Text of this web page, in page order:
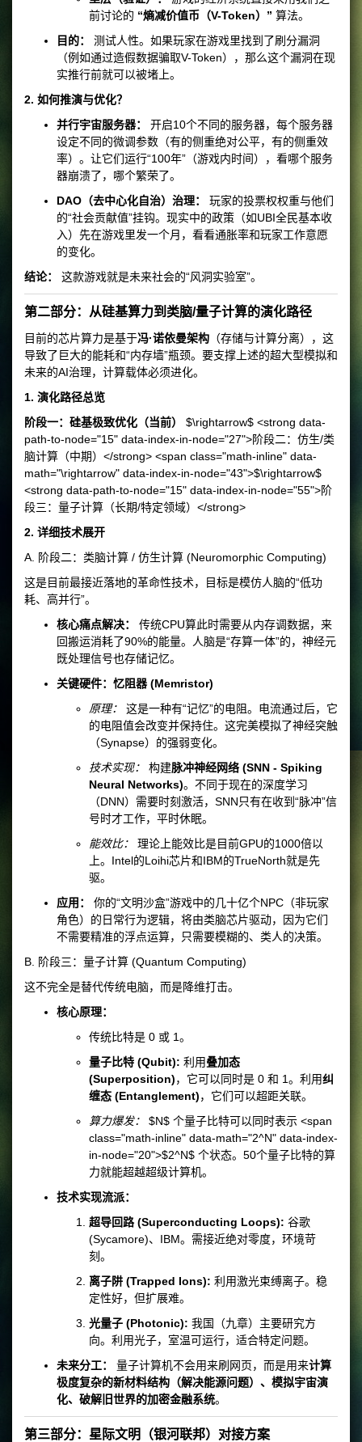
前讨论的 “熵减价值币（V-Token）” 算法。
目的：
测试人性。如果玩家在游戏里找到了刷分漏洞
（例如通过造假数据骗取V-Token），那么这个漏洞在现
实推行前就可以被堵上。
2. 如何推演与优化？
并行宇宙服务器：
开启10个不同的服务器，每个服务器
设定不同的微调参数（有的侧重绝对公平，有的侧重效
率）。让它们运行“100年”（游戏内时间），看哪个服务
器崩溃了，哪个繁荣了。
DAO（去中心化自治）治理：
玩家的投票权权重与他们
的“社会贡献值”挂钩。现实中的政策（如UBI全民基本收
入）先在游戏里发一个月，看看通胀率和玩家工作意愿
的变化。
结论：
这款游戏就是未来社会的“风洞实验室”。
第二部分：从硅基算力到类脑/量子计算的演化路径
目前的芯片算力是基于冯·诺依曼架构 （存储与计算分离），这
导致了巨大的能耗和“内存墙”瓶颈。要支撑上述的超大型模拟和
未来的AI治理，计算载体必须进化。
1. 演化路径总览
阶段一：硅基极致优化（当前）
$\rightarrow$ <strong data-
path-to-node="15" data-index-in-node="27">阶段二：仿生/类
脑计算（中期）</strong> <span class="math-inline" data-
math="\rightarrow" data-index-in-node="43">$\rightarrow$
<strong data-path-to-node="15" data-index-in-node="55">阶
段三：量子计算（长期/特定领域）</strong>
2. 详细技术展开
A. 阶段二：类脑计算 / 仿生计算 (Neuromorphic Computing)
这是目前最接近落地的革命性技术，目标是模仿人脑的“低功
耗、高并行”。
核心痛点解决：
传统CPU算此时需要从内存调数据，来
回搬运消耗了90%的能量。人脑是“存算一体”的，神经元
既处理信号也存储记忆。
关键硬件：忆阻器 (Memristor)
原理：
这是一种有“记忆”的电阻。电流通过后，它
的电阻值会改变并保持住。这完美模拟了神经突触
（Synapse）的强弱变化。
技术实现：
构建脉冲神经网络 (SNN - Spiking
Neural Networks)。不同于现在的深度学习
（DNN）需要时刻激活，SNN只有在收到“脉冲”信
号时才工作，平时休眠。
能效比：
理论上能效比是目前GPU的1000倍以
上。Intel的Loihi芯片和IBM的TrueNorth就是先
驱。
应用：
你的“文明沙盒”游戏中的几十亿个NPC（非玩家
角色）的日常行为逻辑，将由类脑芯片驱动，因为它们
不需要精准的浮点运算，只需要模糊的、类人的决策。
B. 阶段三：量子计算 (Quantum Computing)
这不完全是替代传统电脑，而是降维打击。
核心原理：
传统比特是 0 或 1。
量子比特 (Qubit): 利用叠加态
(Superposition)，它可以同时是 0 和 1。利用纠
缠态 (Entanglement)，它们可以超距关联。
算力爆发：
$N$ 个量子比特可以同时表示 <span
class="math-inline" data-math="2^N" data-index-
in-node="20">$2^N$ 个状态。50个量子比特的算
力就能超越超级计算机。
技术实现流派：
超导回路 (Superconducting Loops): 谷歌
(Sycamore)、IBM。需接近绝对零度，环境苛
刻。
离子阱 (Trapped Ions): 利用激光束缚离子。稳
定性好，但扩展难。
光量子 (Photonic): 我国（九章）主要研究方
向。利用光子，室温可运行，适合特定问题。
未来分工：
量子计算机不会用来刷网页，而是用来计算
极度复杂的新材料结构（解决能源问题）、模拟宇宙演
化、破解旧世界的加密金融系统。
第三部分：星际文明（银河联邦）对接方案